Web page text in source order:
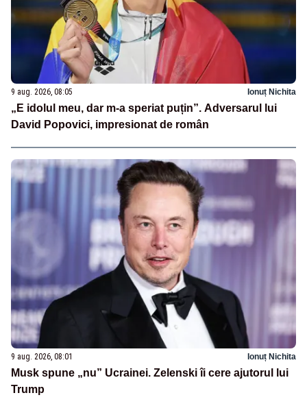
9 aug. 2026, 08:05 Ionuț Nichita
„E idolul meu, dar m-a speriat puțin”. Adversarul lui
David Popovici, impresionat de român
9 aug. 2026, 08:01 Ionuț Nichita
Musk spune „nu” Ucrainei. Zelenski îi cere ajutorul lui
Trump